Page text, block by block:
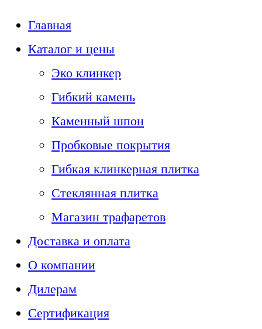
Главная
Каталог и цены
Эко клинкер
Гибкий камень
Каменный шпон
Пробковые покрытия
Гибкая клинкерная плитка
Стеклянная плитка
Магазин трафаретов
Доставка и оплата
О компании
Дилерам
Сертификация